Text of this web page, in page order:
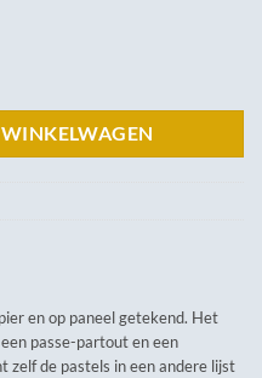
en op paneel getekend. Het
passe-partout en een
zelf de pastels in een andere lijst